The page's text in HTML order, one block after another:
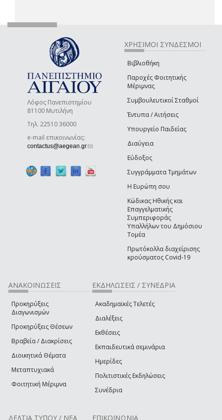
Λόφος Πανεπιστημίου
81100 Μυτιλήνη
Τηλ. 22510 36000
e-mail επικοινωνίας:
contactus@aegean.gr(link sends e-mail)
ΧΡΗΣΙΜΟΙ ΣΥΝΔΕΣΜΟΙ
Βιβλιοθήκη
Παροχές Φοιτητικής
Μέριμνας
Συμβουλευτικοί Σταθμοί
Έντυπα / Αιτήσεις
Υπουργείο Παιδείας
Διαύγεια
Εύδοξος
Συγγράμματα Τμημάτων
Η Ευρώπη σου
Κώδικας Ηθικής και
Επαγγελματικής
Συμπεριφοράς
Υπαλλήλων του Δημόσιου
Τομέα
Πρωτόκολλα διαχείρισης
κρούσματος Covid-19
ΑΝΑΚΟΙΝΩΣΕΙΣ
Προκηρύξεις
Διαγωνισμών
Προκηρύξεις Θέσεων
Βραβεία / Διακρίσεις
Διοικητικά Θέματα
Μεταπτυχιακά
Φοιτητική Μέριμνα
ΕΚΔΗΛΩΣΕΙΣ / ΣΥΝΕΔΡΙΑ
Ακαδημαϊκές Τελετές
Διαλέξεις
Εκθέσεις
Εκπαιδευτικά σεμινάρια
Ημερίδες
Πολιτιστικές Εκδηλώσεις
Συνέδρια
ΔΕΛΤΙΑ ΤΥΠΟΥ / ΝΕΑ ΕΠΙΚΟΙΝΩΝΙΑ